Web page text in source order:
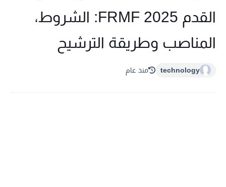
القدم FRMF 2025: الشروط،
المناصب وطريقة الترشيح
technology منذ عام